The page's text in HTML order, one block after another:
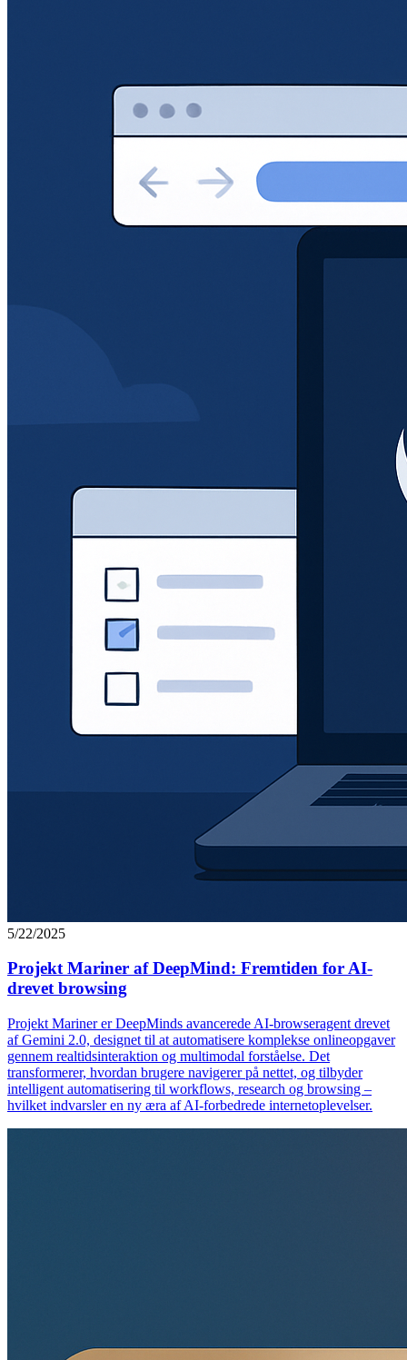
5/22/2025
Projekt Mariner af DeepMind: Fremtiden for AI-
drevet browsing
Projekt Mariner er DeepMinds avancerede AI-browseragent drevet
af Gemini 2.0, designet til at automatisere komplekse onlineopgaver
gennem realtidsinteraktion og multimodal forståelse. Det
transformerer, hvordan brugere navigerer på nettet, og tilbyder
intelligent automatisering til workflows, research og browsing –
hvilket indvarsler en ny æra af AI-forbedrede internetoplevelser.